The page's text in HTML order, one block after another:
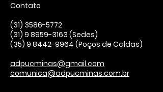
Contato
(31) 3586-5772
(31) 9 8959-3163 (Sedes)
(35) 9 8442-9964 (Poços de Caldas)
adpucminas@gmail.com
comunica@adpucminas.com.br